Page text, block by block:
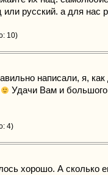
русский. а для нас
10)
написали, я,
Удачи Вам и большого
4)
хорошо. А сколько